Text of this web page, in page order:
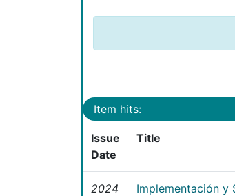
Item hits:
Issue
Date
Title
2024
Implementación y